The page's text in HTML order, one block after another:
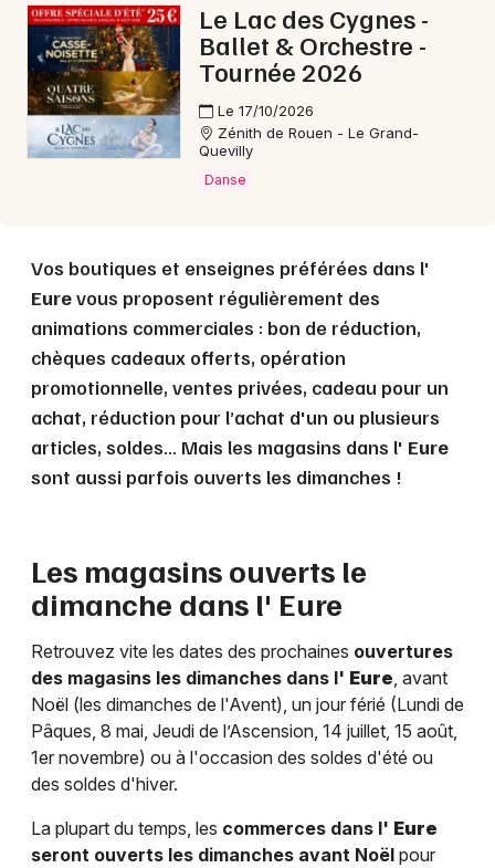
Je m'abonne
Le Lac des Cygnes -
Ballet & Orchestre -
Tournée 2026
Le 17/10/2026
Zénith de Rouen - Le Grand-
Quevilly
Danse
Vos boutiques et enseignes préférées dans l'
Eurevous proposent régulièrement des
animations commerciales : bon de réduction,
chèques cadeaux offerts, opération
promotionnelle, ventes privées, cadeau pour un
achat, réduction pour l’achat d'un ou plusieurs
articles, soldes… Mais les magasins dans l' Eure
sont aussi parfois ouverts les dimanches !
Les magasins ouverts le
dimanche dans l' Eure
Retrouvez vite les dates des prochaines ouvertures
des magasins les dimanches dans l' Eure, avant
Noël (les dimanches de l'Avent), un jour férié (Lundi de
Pâques, 8 mai, Jeudi de l’Ascension, 14 juillet, 15 août,
1er novembre) ou à l'occasion des soldes d'été ou
des soldes d'hiver.
La plupart du temps, les commerces dans l' Eure
seront ouverts les dimanches avant Noël pour